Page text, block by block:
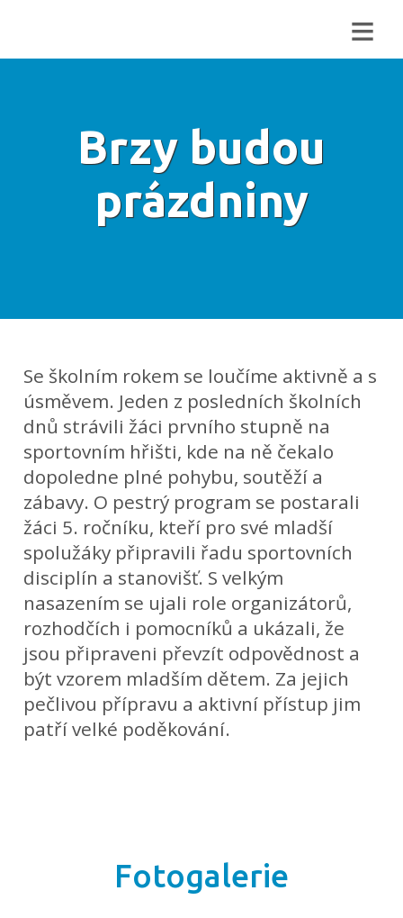
≡
Brzy budou
prázdniny
Se školním rokem se loučíme aktivně a s
úsměvem. Jeden z posledních školních
dnů strávili žáci prvního stupně na
sportovním hřišti, kde na ně čekalo
dopoledne plné pohybu, soutěží a
zábavy. O pestrý program se postarali
žáci 5. ročníku, kteří pro své mladší
spolužáky připravili řadu sportovních
disciplín a stanovišť. S velkým
nasazením se ujali role organizátorů,
rozhodčích i pomocníků a ukázali, že
jsou připraveni převzít odpovědnost a
být vzorem mladším dětem. Za jejich
pečlivou přípravu a aktivní přístup jim
patří velké poděkování.
Fotogalerie